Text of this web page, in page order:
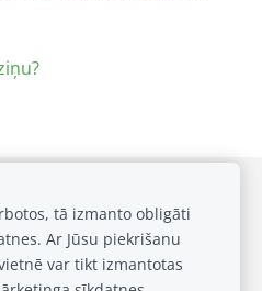
jautājumi
tā izmanto obligāti
Ar Jūsu piekrišanu
var tikt izmantotas